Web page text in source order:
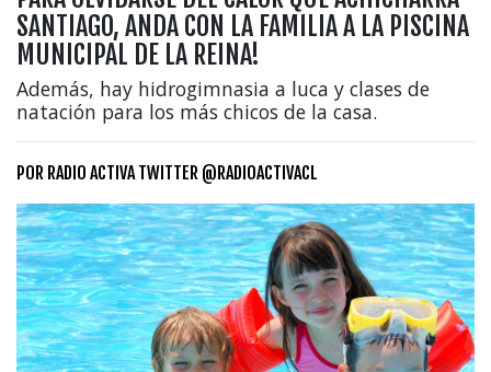
SANTIAGO, ANDA CON LA FAMILIA A LA PISCINA
MUNICIPAL DE LA REINA!
Además, hay hidrogimnasia a luca y clases de
natación para los más chicos de la casa.
POR RADIO ACTIVA TWITTER @RADIOACTIVACL